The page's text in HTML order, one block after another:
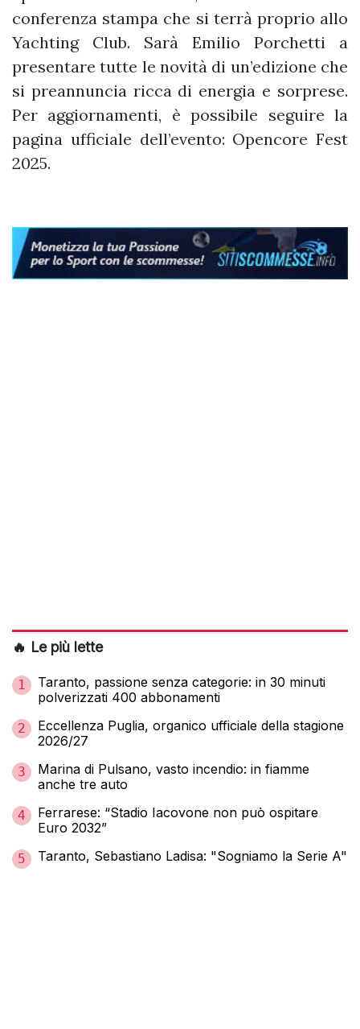
conferenza stampa che si terrà proprio allo
Yachting Club. Sarà Emilio Porchetti a
presentare tutte le novità di un’edizione che
si preannuncia ricca di energia e sorprese.
Per aggiornamenti, è possibile seguire la
pagina ufficiale dell’evento: Opencore Fest
2025.
🔥 Le più lette
1
Taranto, passione senza categorie: in 30 minuti
polverizzati 400 abbonamenti
2
Eccellenza Puglia, organico ufficiale della stagione
2026/27
3
Marina di Pulsano, vasto incendio: in fiamme
anche tre auto
4
Ferrarese: “Stadio Iacovone non può ospitare
Euro 2032”
5 Taranto, Sebastiano Ladisa: "Sogniamo la Serie A"